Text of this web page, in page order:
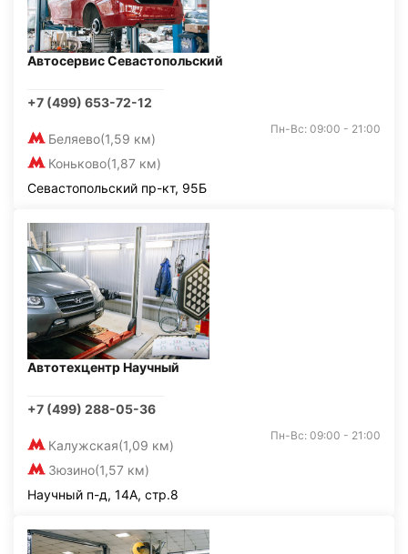
Автосервис Севастопольский
+7 (499) 653-72-12
Беляево(1,59 км)
Коньково(1,87 км)
Пн-Вс: 09:00 - 21:00
Севастопольский пр-кт, 95Б
Автотехцентр Научный
+7 (499) 288-05-36
Калужская(1,09 км)
Зюзино(1,57 км)
Пн-Вс: 09:00 - 21:00
Научный п-д, 14А, стр.8